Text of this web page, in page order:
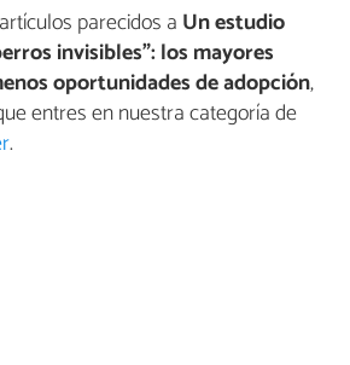
parecidos a Un estudio
invisibles”: los mayores
oportunidades de adopción,
entres en nuestra categoría de
.